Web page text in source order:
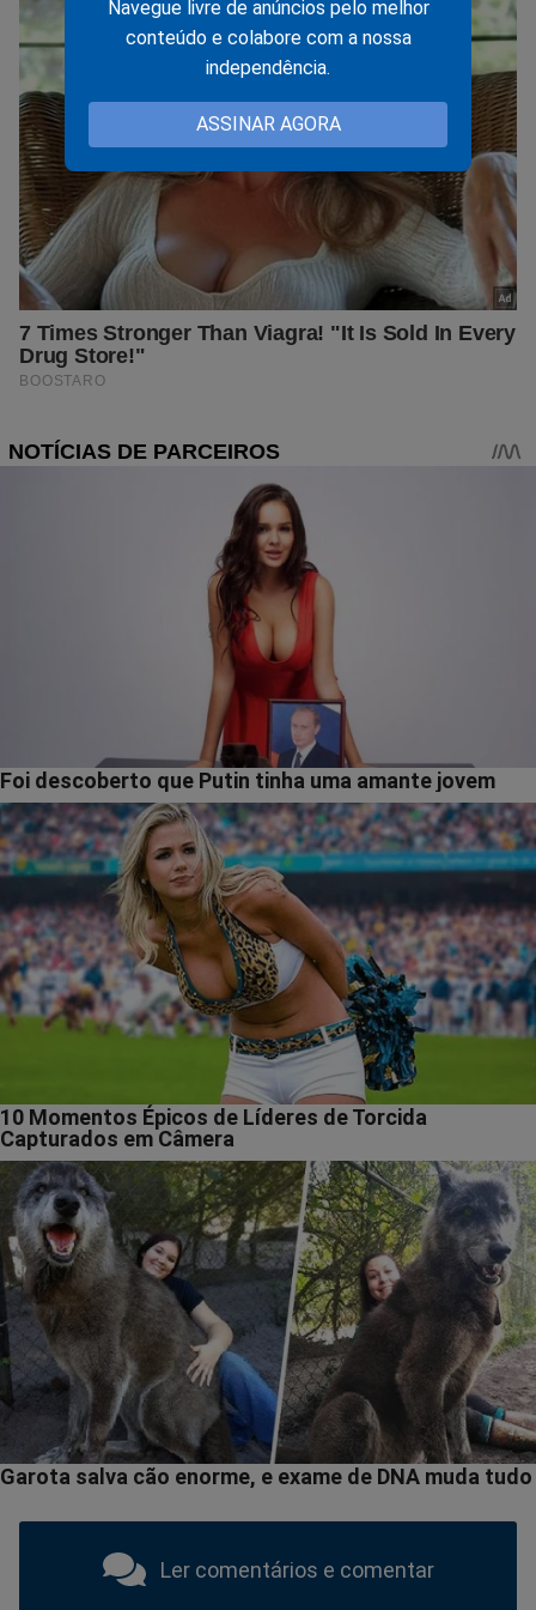
Navegue livre de anúncios pelo melhor
conteúdo e colabore com a nossa
independência.
ASSINAR AGORA
Ler comentários e comentar